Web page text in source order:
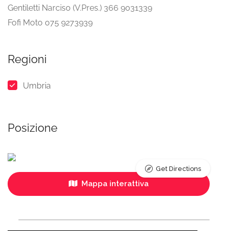
Gentiletti Narciso (V.Pres.) 366 9031339
Fofi Moto 075 9273939
Regioni
Umbria
Posizione
Mappa interattiva
Get Directions